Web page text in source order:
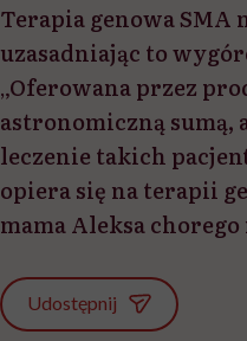
Terapia genowa SMA
uzasadniając to
„Oferowana przez
astronomiczną
leczenie takich
opiera się na terapii
mama Aleksa
Udostępnij